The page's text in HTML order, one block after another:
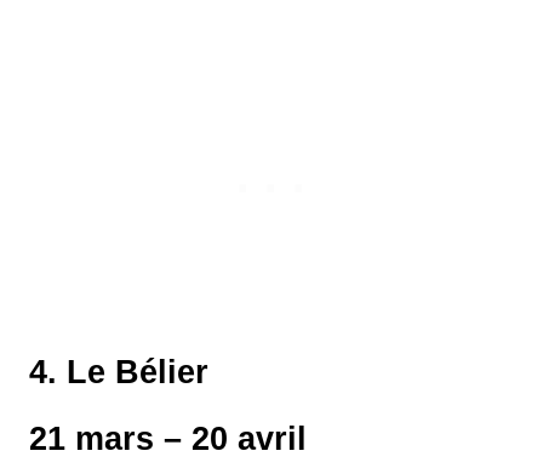
4. Le Bélier
21 mars – 20 avril